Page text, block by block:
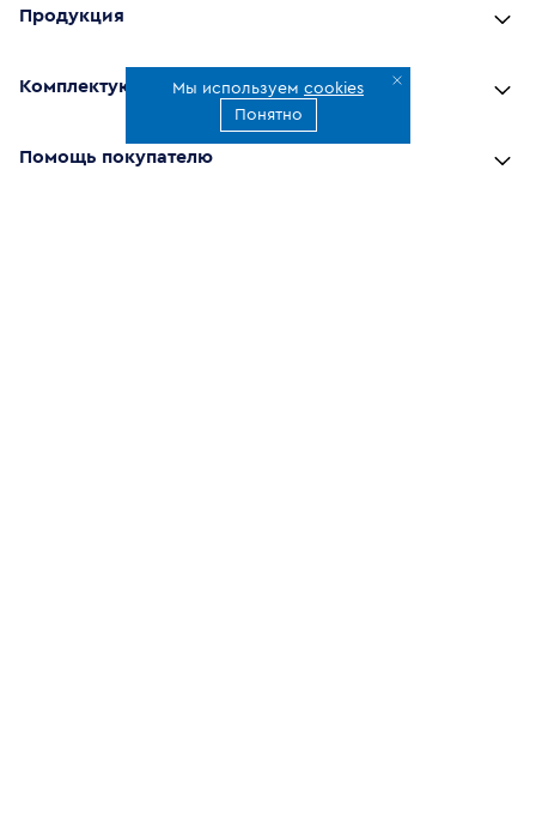
Мы используем cookies
Понятно
Продукция
Комплектующие
Помощь покупателю